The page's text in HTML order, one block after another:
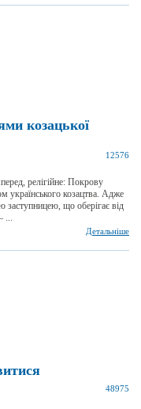
козацької
12576
релігійне: Покрову
українського козацтва. Адже
заступницею, що оберігає від
...
Детальніше
48975